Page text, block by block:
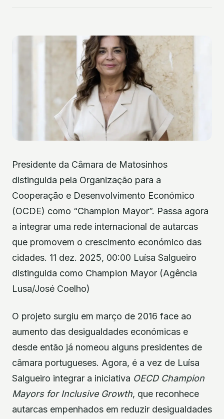
Presidente da Câmara de Matosinhos
distinguida pela Organização para a
Cooperação e Desenvolvimento Económico
(OCDE) como “Champion Mayor”. Passa agora
a integrar uma rede internacional de autarcas
que promovem o crescimento económico das
cidades. 11 dez. 2025, 00:00 Luísa Salgueiro
distinguida como Champion Mayor (Agência
Lusa/José Coelho)
O projeto surgiu em março de 2016 face ao
aumento das desigualdades económicas e
desde então já nomeou alguns presidentes de
câmara portugueses. Agora, é a vez de Luísa
Salgueiro integrar a iniciativa OECD Champion
Mayors for Inclusive Growth, que reconhece
autarcas empenhados em reduzir desigualdades